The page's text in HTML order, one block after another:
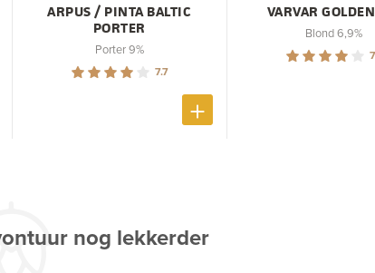
ARPUS / PINTA BALTIC
PORTER
Porter 9%
7.7
VARVAR
Blond 6,9%
nog lekkerder